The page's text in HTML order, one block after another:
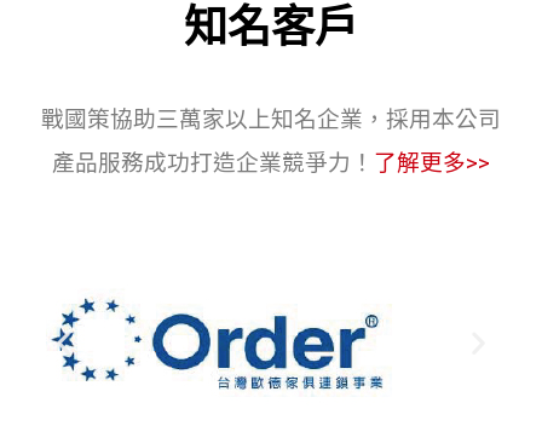
知名客戶
戰國策協助三萬家以上知名企業，採用本公司
產品服務成功打造企業競爭力！ 了解更多>>